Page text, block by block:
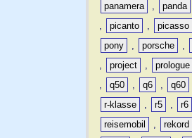
panamera
, panda
,
picanto , picasso
pony
, porsche ,
,
project , prologue
,
q50 , q6 , q60
r-klasse
, r5 , r6
reisemobil
, rekord